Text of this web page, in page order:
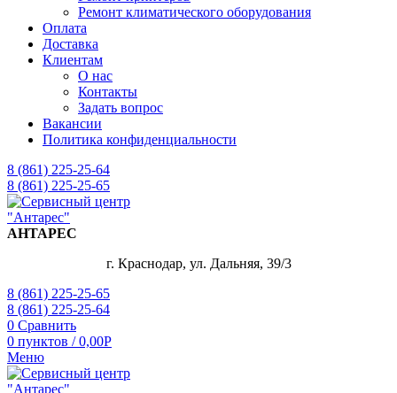
Ремонт климатического оборудования
Оплата
Доставка
Клиентам
О нас
Контакты
Задать вопрос
Вакансии
Политика конфиденциальности
8 (861) 225-25-64
8 (861) 225-25-65
АНТАРЕС
г. Краснодар, ул. Дальняя, 39/3
8 (861) 225-25-65
8 (861) 225-25-64
0 Сравнить
0 пунктов / 0,00Р
Меню